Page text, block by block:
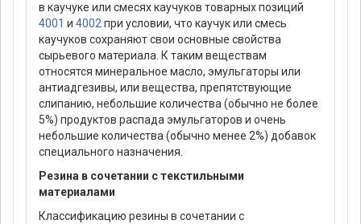
в каучуке или смесях каучуков товарных позиций
4001 и 4002 при условии, что каучук или смесь
каучуков сохраняют свои основные свойства
сырьевого материала. К таким веществам
относятся минеральное масло, эмульгаторы или
антиадгезивы, или вещества, препятствующие
cлипанию, небольшие количества (обычно не более
5%) продуктов распада эмульгаторов и очень
небольшие количества (обычно менее 2%) добавок
специального назначения.
Резина в сочетании с текстильными
материалами
Классификацию резины в сочетании с